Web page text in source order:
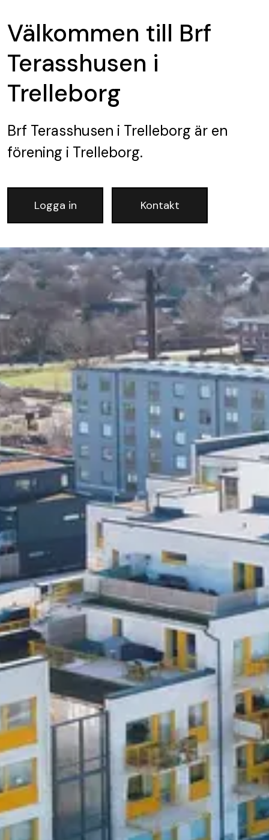
Välkommen till Brf
Terasshusen i
Trelleborg
Brf Terasshusen i Trelleborg är en
förening i Trelleborg.
Logga in Kontakt